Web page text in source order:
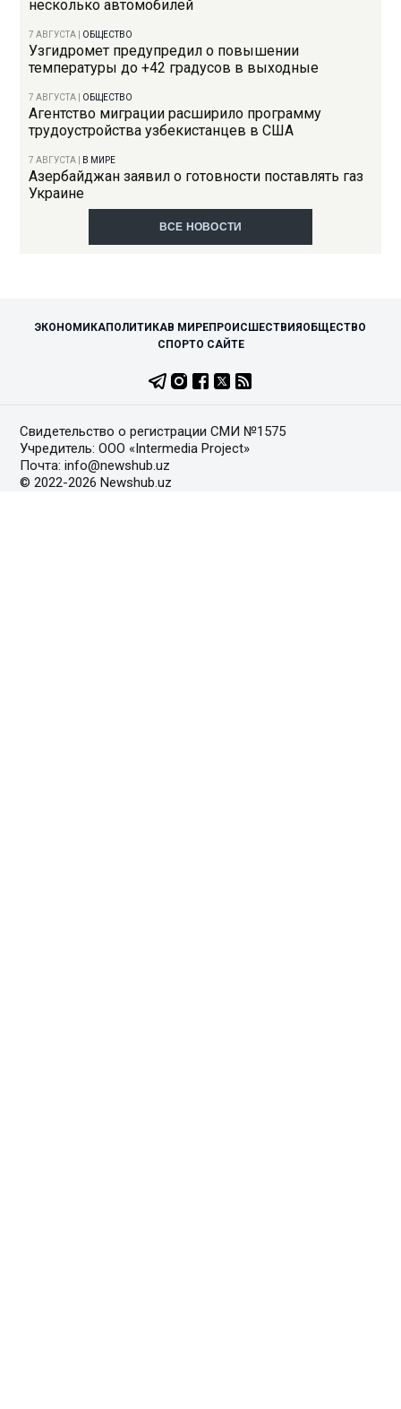
несколько автомобилей
7 АВГУСТА ОБЩЕСТВО
Узгидромет предупредил о повышении
температуры до +42 градусов в выходные
7 АВГУСТА ОБЩЕСТВО
Агентство миграции расширило программу
трудоустройства узбекистанцев в США
7 АВГУСТА В МИРЕ
Азербайджан заявил о готовности поставлять газ
Украине
ВСЕ НОВОСТИ
ЭКОНОМИКАПОЛИТИКАВ МИРЕПРОИСШЕСТВИЯ ОБЩЕСТВО
СПОРТО САЙТЕ
Свидетельство о регистрации СМИ №1575
Учредитель: ООО «Intermedia Project»
Почта: info@newshub.uz
© 2022-2026 Newshub.uz